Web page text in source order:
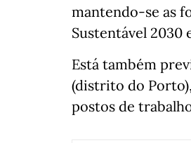
mantendo-se as
Sustentável 2030
Está também
(distrito do
postos de